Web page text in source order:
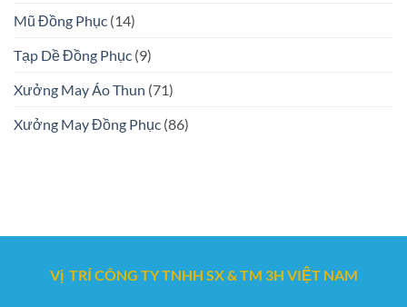
Mũ Đồng Phục (14)
Tạp Dề Đồng Phục (9)
Xưởng May Áo Thun (71)
Xưởng May Đồng Phục (86)
Vị TRÍ CÔNG TY TNHH SX & TM 3H VIỆT NAM